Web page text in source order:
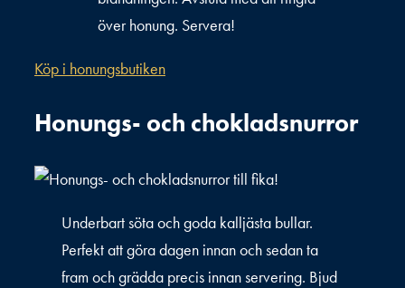
över honung. Servera!
Köp i honungsbutiken
Honungs- och chokladsnurror
Underbart söta och goda kalljästa bullar.
Perfekt att göra dagen innan och sedan ta
fram och grädda precis innan servering. Bjud